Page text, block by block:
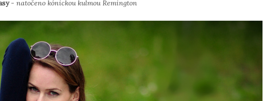
- natočeno kónickou kulmou Remington